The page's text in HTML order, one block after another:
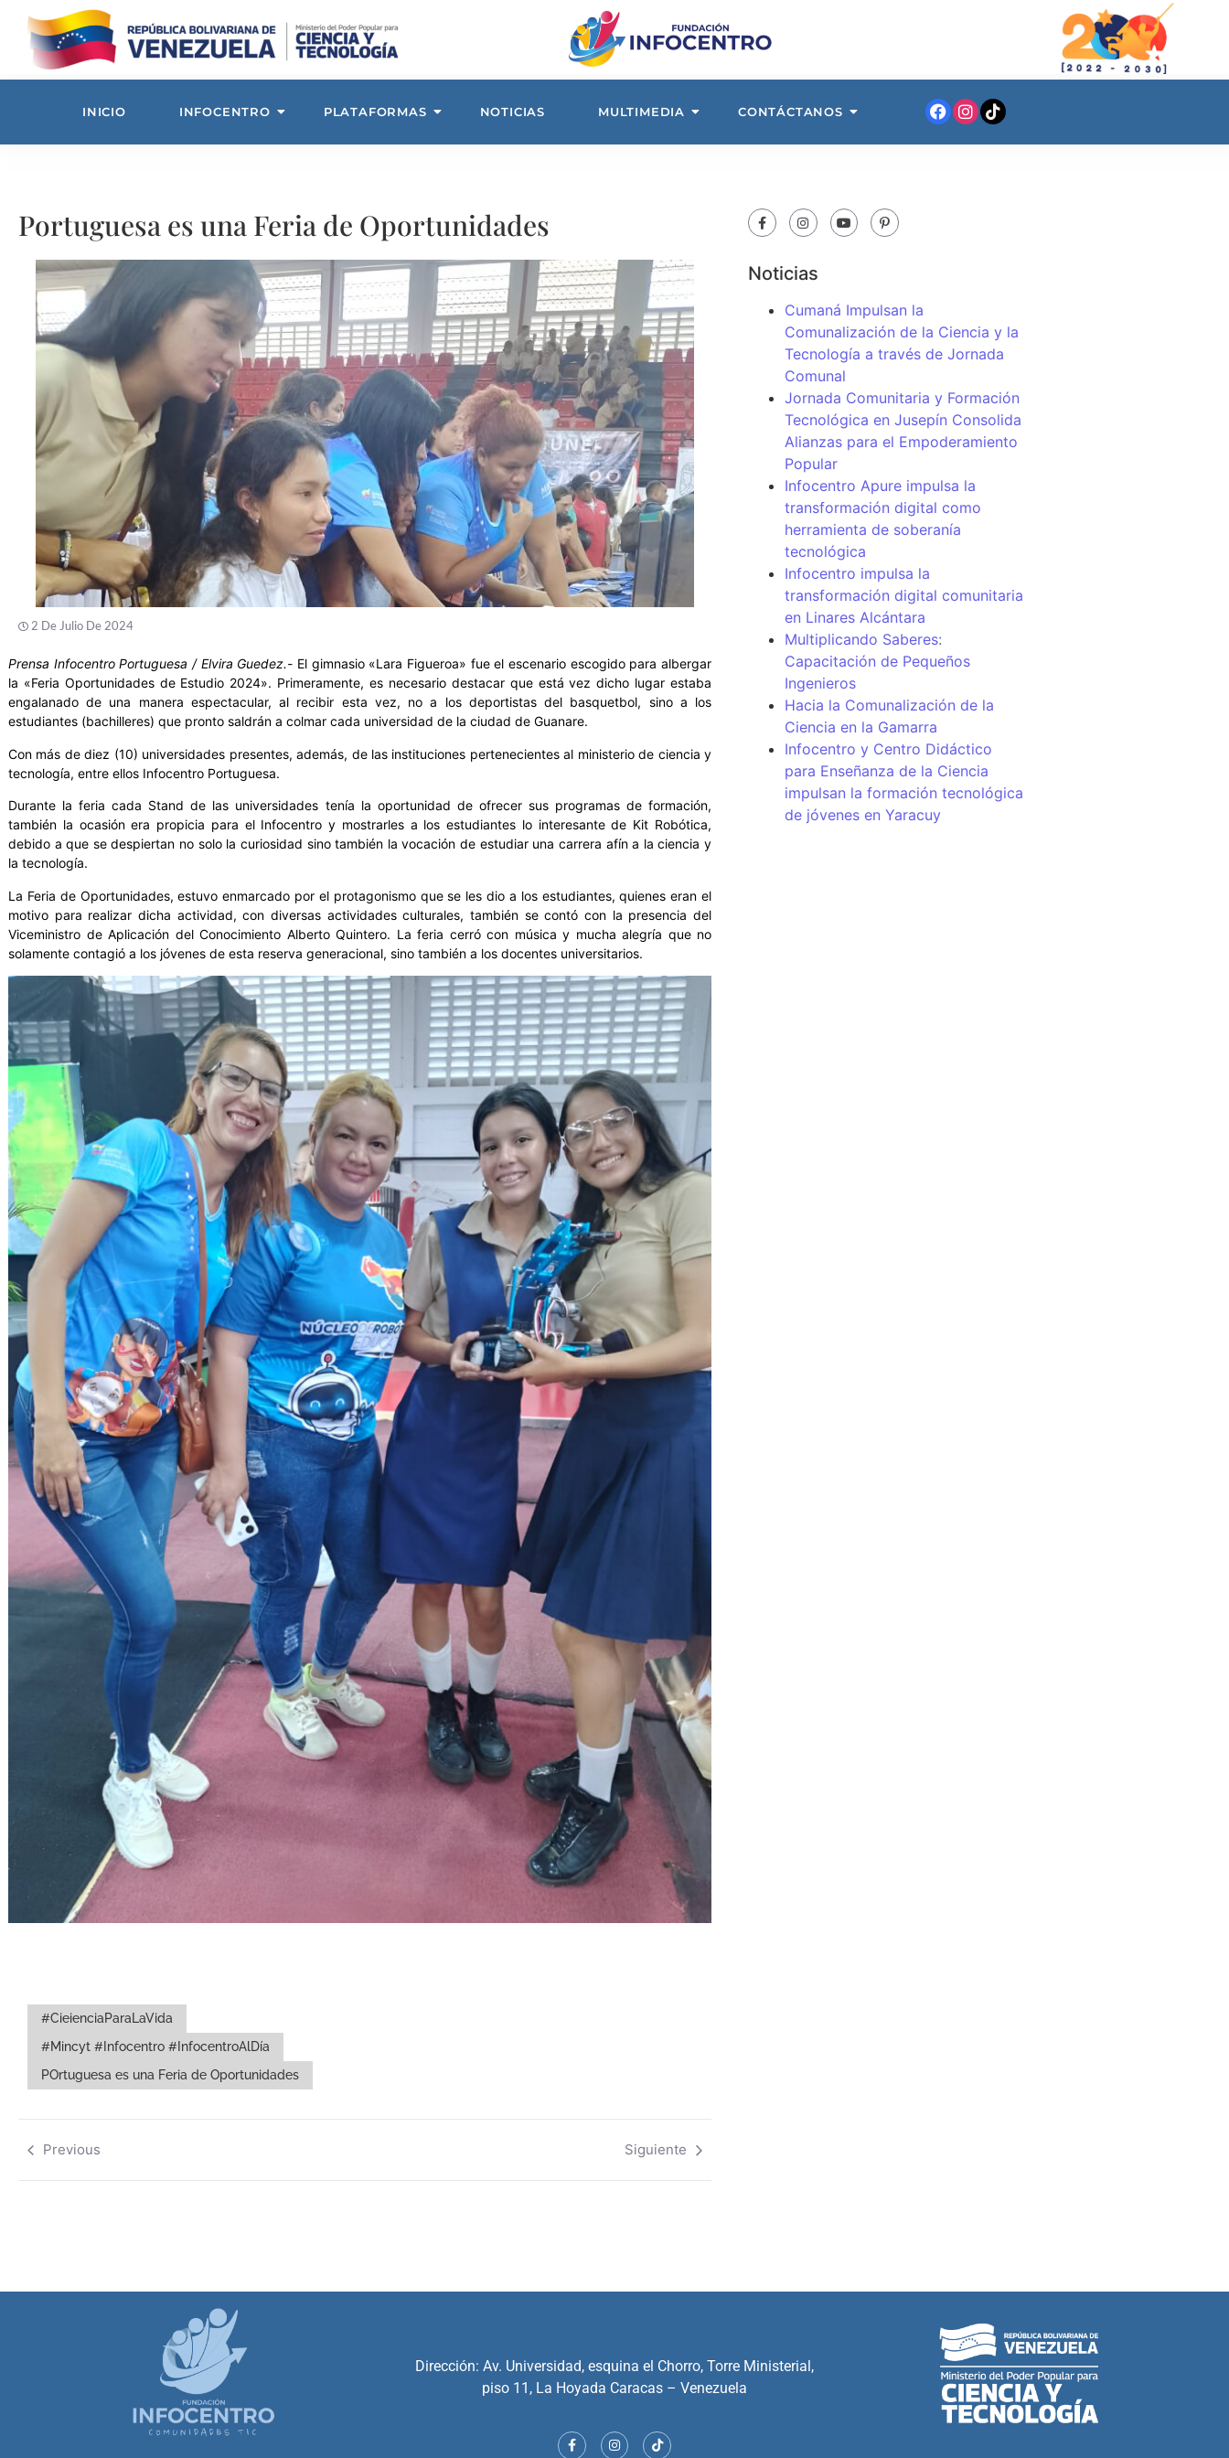
INICIO INFOCENTRO PLATAFORMAS NOTICIAS MULTIMEDIA CONTÁCTANOS
Portuguesa es una Feria de Oportunidades
2 De Julio De 2024
Prensa Infocentro Portuguesa / Elvira Guedez.- El gimnasio «Lara Figueroa» fue el escenario escogido para albergar
la «Feria Oportunidades de Estudio 2024». Primeramente, es necesario destacar que está vez dicho lugar estaba
engalanado de una manera espectacular, al recibir esta vez, no a los deportistas del basquetbol, sino a los
estudiantes (bachilleres) que pronto saldrán a colmar cada universidad de la ciudad de Guanare.
Con más de diez (10) universidades presentes, además, de las instituciones pertenecientes al ministerio de ciencia y
tecnología, entre ellos Infocentro Portuguesa.
Durante la feria cada Stand de las universidades tenía la oportunidad de ofrecer sus programas de formación,
también la ocasión era propicia para el Infocentro y mostrarles a los estudiantes lo interesante de Kit Robótica,
debido a que se despiertan no solo la curiosidad sino también la vocación de estudiar una carrera afín a la ciencia y
la tecnología.
La Feria de Oportunidades, estuvo enmarcado por el protagonismo que se les dio a los estudiantes, quienes eran el
motivo para realizar dicha actividad, con diversas actividades culturales, también se contó con la presencia del
Viceministro de Aplicación del Conocimiento Alberto Quintero. La feria cerró con música y mucha alegría que no
solamente contagió a los jóvenes de esta reserva generacional, sino también a los docentes universitarios.
#CieienciaParaLaVida
#Mincyt #Infocentro #InfocentroAlDía
POrtuguesa es una Feria de Oportunidades
Previous Siguiente
Noticias
Cumaná Impulsan la
Comunalización de la Ciencia y la
Tecnología a través de Jornada
Comunal
Jornada Comunitaria y Formación
Tecnológica en Jusepín Consolida
Alianzas para el Empoderamiento
Popular
Infocentro Apure impulsa la
transformación digital como
herramienta de soberanía
tecnológica
Infocentro impulsa la
transformación digital comunitaria
en Linares Alcántara
Multiplicando Saberes:
Capacitación de Pequeños
Ingenieros
Hacia la Comunalización de la
Ciencia en la Gamarra
Infocentro y Centro Didáctico
para Enseñanza de la Ciencia
impulsan la formación tecnológica
de jóvenes en Yaracuy
Dirección: Av. Universidad, esquina el Chorro, Torre Ministerial,
piso 11, La Hoyada Caracas – Venezuela